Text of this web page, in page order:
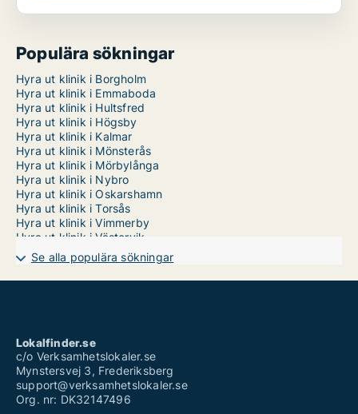
Populära sökningar
Hyra ut klinik i Borgholm
Hyra ut klinik i Emmaboda
Hyra ut klinik i Hultsfred
Hyra ut klinik i Högsby
Hyra ut klinik i Kalmar
Hyra ut klinik i Mönsterås
Hyra ut klinik i Mörbylånga
Hyra ut klinik i Nybro
Hyra ut klinik i Oskarshamn
Hyra ut klinik i Torsås
Hyra ut klinik i Vimmerby
Hyra ut klinik i Västervik
Se alla populära sökningar
Lokalfinder.se
c/o Verksamhetslokaler.se
Mynstersvej 3, Frederiksberg
support@verksamhetslokaler.se
Org. nr: DK32147496